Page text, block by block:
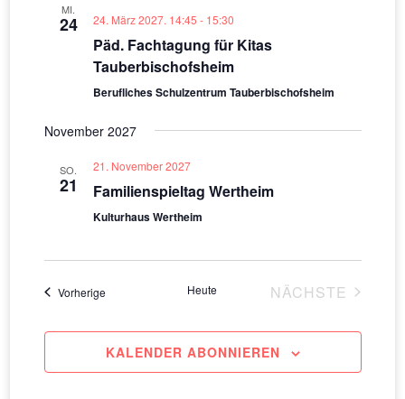
MI.
24 24. März 2027. 14:45 - 15:30
Päd. Fachtagung für Kitas
Tauberbischofsheim
Berufliches Schulzentrum Tauberbischofsheim
November 2027
SO.
21
21. November 2027
Familienspieltag Wertheim
Kulturhaus Wertheim
VorherigeVeranstaltungen Heute
NÄCHSTE
KALENDER ABONNIEREN